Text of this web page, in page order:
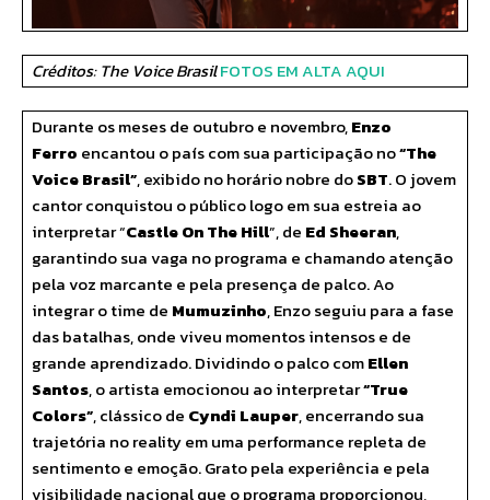
Créditos:The Voice BrasilFOTOS EM ALTA AQUI
Durante os meses de outubro e novembro,Enzo
Ferro encantou o país com sua participação no“The
Voice Brasil”, exibido no horário nobre doSBT. O jovem
cantor conquistou o público logo em sua estreia ao
interpretar “Castle On The Hill”, de Ed Sheeran,
garantindo sua vaga no programa e chamando atenção
pela voz marcante e pela presença de palco. Ao
integrar o time de Mumuzinho, Enzo seguiu para a fase
das batalhas, onde viveu momentos intensos e de
grande aprendizado. Dividindo o palco comEllen
Santos, o artista emocionou ao interpretar“True
Colors”, clássico de Cyndi Lauper, encerrando sua
trajetória no reality em uma performance repleta de
sentimento e emoção. Grato pela experiência e pela
visibilidade nacional que o programa proporcionou,